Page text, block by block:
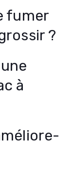
fumer
?
à